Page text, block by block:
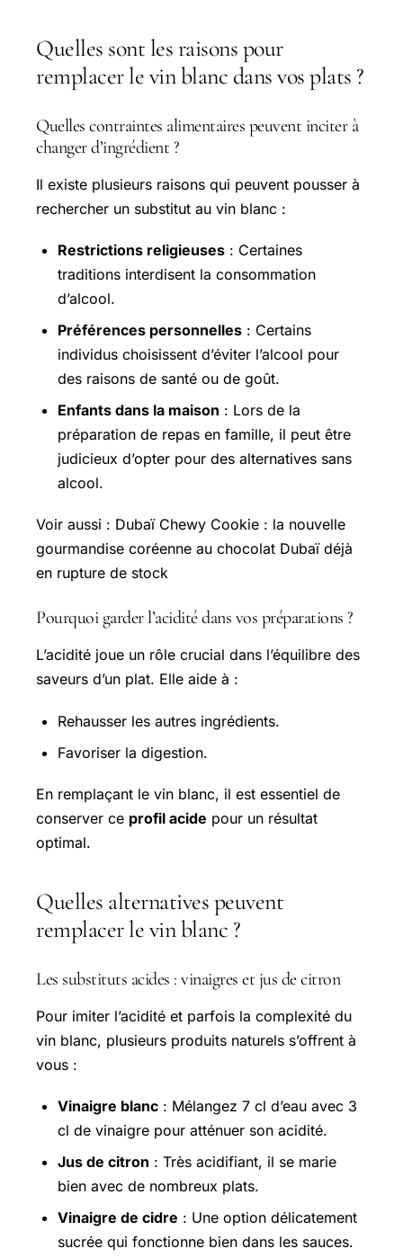
Quelles sont les raisons pour
remplacer le vin blanc dans vos plats ?
Quelles contraintes alimentaires peuvent inciter à
changer d’ingrédient ?
Il existe plusieurs raisons qui peuvent pousser à
rechercher un substitut au vin blanc :
Restrictions religieuses : Certaines
traditions interdisent la consommation
d’alcool.
Préférences personnelles : Certains
individus choisissent d’éviter l’alcool pour
des raisons de santé ou de goût.
Enfants dans la maison : Lors de la
préparation de repas en famille, il peut être
judicieux d’opter pour des alternatives sans
alcool.
Voir aussi : Dubaï Chewy Cookie : la nouvelle
gourmandise coréenne au chocolat Dubaï déjà
en rupture de stock
Pourquoi garder l’acidité dans vos préparations ?
L’acidité joue un rôle crucial dans l’équilibre des
saveurs d’un plat. Elle aide à :
Rehausser les autres ingrédients.
Favoriser la digestion.
En remplaçant le vin blanc, il est essentiel de
conserver ce profil acide pour un résultat
optimal.
Quelles alternatives peuvent
remplacer le vin blanc ?
Les substituts acides : vinaigres et jus de citron
Pour imiter l’acidité et parfois la complexité du
vin blanc, plusieurs produits naturels s’offrent à
vous :
Vinaigre blanc : Mélangez 7 cl d’eau avec 3
cl de vinaigre pour atténuer son acidité.
Jus de citron : Très acidifiant, il se marie
bien avec de nombreux plats.
Vinaigre de cidre : Une option délicatement
sucrée qui fonctionne bien dans les sauces.